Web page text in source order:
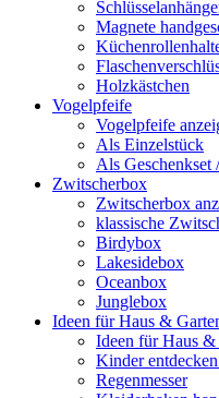
Magnete
Holzkästchen
Vogelpfeife
Vogelpfeife
Als Einzelstück
Als Geschenkset
Zwitscherbox
Zwitscherbox
klassische
Birdybox
Lakesidebox
Oceanbox
Junglebox
Ideen für Haus &
Ideen für Haus &
Kinder
Regenmesser